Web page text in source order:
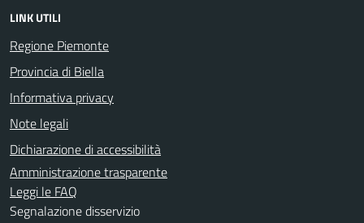
LINK UTILI
Regione Piemonte
Provincia di Biella
Informativa privacy
Note legali
Dichiarazione di accessibilità
Amministrazione trasparente
Leggi le FAQ
Segnalazione disservizio